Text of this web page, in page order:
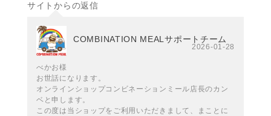
サイトからの返信
COMBINATION MEALサポートチーム
2026-01-28
べかお様
お世話になります。
オンラインショップコンビネーションミール店長のカン
ベと申します。
この度は当ショップをご利用いただきまして、まことに